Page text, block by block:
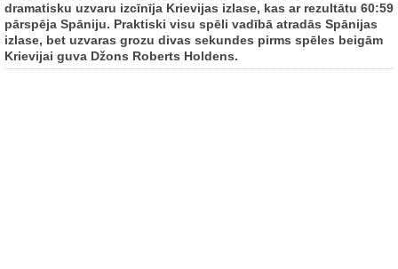
dramatisku uzvaru izcīnīja Krievijas izlase, kas ar rezultātu 60:59
pārspēja Spāniju. Praktiski visu spēli vadībā atradās Spānijas
izlase, bet uzvaras grozu divas sekundes pirms spēles beigām
Krievijai guva Džons Roberts Holdens.